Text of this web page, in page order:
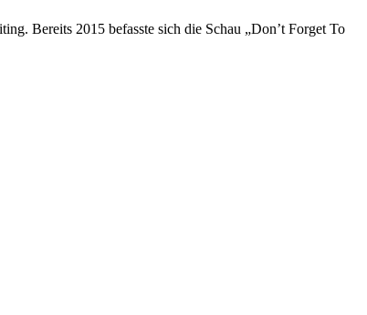
Bereits 2015 befasste sich die Schau „Don’t Forget To